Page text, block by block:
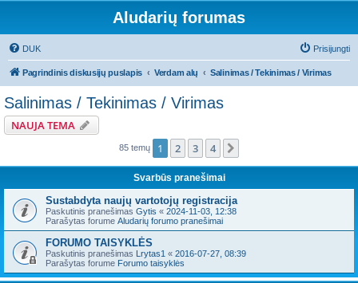
Aludarių forumas
DUK Prisijungti
Pagrindinis diskusijų puslapis Verdam alų Salinimas / Tekinimas / Virimas
Salinimas / Tekinimas / Virimas
NAUJA TEMA
85 temų 1 2 3 4
Svarbūs pranešimai
Sustabdyta naujų vartotojų registracija
Paskutinis pranešimas Gytis « 2024-11-03, 12:38
Parašytas forume Aludarių forumo pranešimai
FORUMO TAISYKLĖS
Paskutinis pranešimas Lrytas1 « 2016-07-27, 08:39
Parašytas forume Forumo taisyklės